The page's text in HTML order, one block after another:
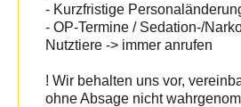
- Kurzfristige
- OP-Termine / Sedation-/
Nutztiere -> immer anrufen
! Wir behalten uns vor,
ohne Absage nicht